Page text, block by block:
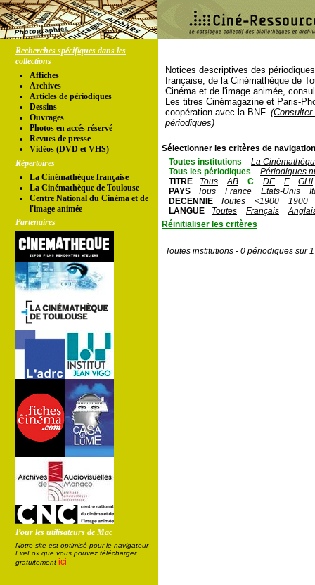
Recherches spécifiques dans les
collections
Affiches
Archives
Articles de périodiques
Dessins
Ouvrages
Photos en accés réservé
Revues de presse
Vidéos (DVD et VHS)
Répertoires
La Cinémathèque française
La Cinémathèque de Toulouse
Centre National du Cinéma et de
l'image animée
Partenaires
Pour les utilisateurs de Mac
Notre site est optimisé pour le navigateur
FireFox que vous pouvez télécharger
gratuitement ici
Notices descriptives des
française, de la Cinémathèque de
Cinéma et de l'image animée,
Les titres Cinémagazine et Paris-
coopération avec la BNF.
périodiques)
Sélectionner les critères de
Toutes institutions
La
Tous les périodiques
Périodiques
TITRE
Tous AB C DE F
GHI
PAYS
Tous France Etats-Unis
DECENNIE
Toutes <1900
1900
LANGUE
Toutes Français
Réinitialiser les critères
Toutes institutions - 0 périodiques sur